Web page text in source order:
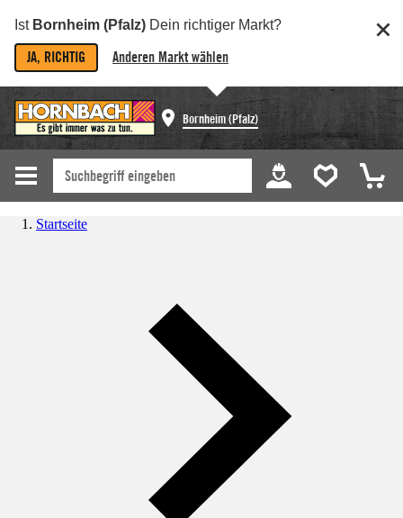
Ist Bornheim (Pfalz) Dein richtiger Markt?
JA, RICHTIG Anderen Markt wählen
Bornheim (Pfalz)
Startseite